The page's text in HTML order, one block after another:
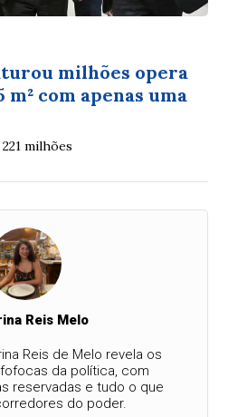
milhões opera
com apenas uma
milhões
Reis Melo
Reis de Melo revela os
da política, com
reservadas e tudo o que
do poder.